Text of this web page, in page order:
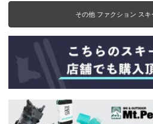
その他 ファクション ス